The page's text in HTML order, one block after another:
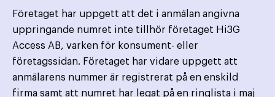
Företaget har uppgett att det i anmälan angivna
uppringande numret inte tillhör företaget Hi3G
Access AB, varken för konsument- eller
företagssidan. Företaget har vidare uppgett att
anmälarens nummer är registrerat på en enskild
firma samt att numret har legat på en ringlista i maj